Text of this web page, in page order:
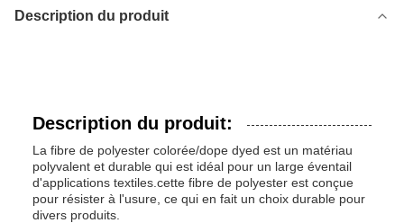
Description du produit
Description du produit:
La fibre de polyester colorée/dope dyed est un matériau
polyvalent et durable qui est idéal pour un large éventail
d'applications textiles.cette fibre de polyester est conçue
pour résister à l'usure, ce qui en fait un choix durable pour
divers produits.